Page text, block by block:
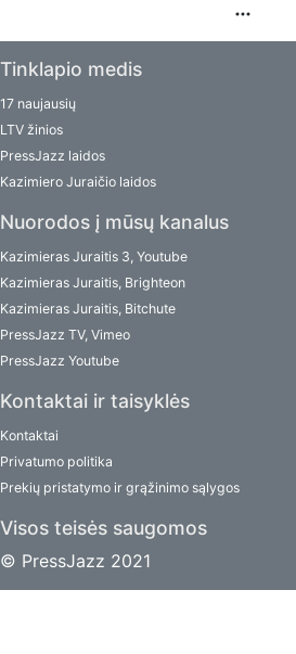
Tinklapio medis
17 naujausių
LTV žinios
PressJazz laidos
Kazimiero Juraičio laidos
Nuorodos į mūsų kanalus
Kazimieras Juraitis 3, Youtube
Kazimieras Juraitis, Brighteon
Kazimieras Juraitis, Bitchute
PressJazz TV, Vimeo
PressJazz Youtube
Kontaktai ir taisyklės
Kontaktai
Privatumo politika
Prekių pristatymo ir grąžinimo sąlygos
Visos teisės saugomos
© PressJazz 2021